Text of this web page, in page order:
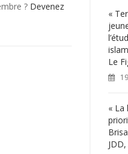
? Devenez
«
Le
«